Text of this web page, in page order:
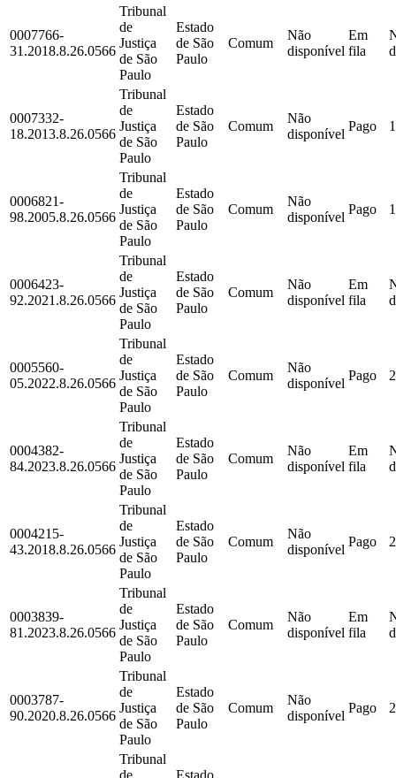
0007766-
31.2018.8.26.0566
Tribunal
de
Justiça
de São
Paulo
Estado
de São
Paulo
Comum
Não
disponível
Em
fila
0007332-
18.2013.8.26.0566
Tribunal
de
Justiça
de São
Paulo
Estado
de São
Paulo
Comum
Não
disponível
Pago
0006821-
98.2005.8.26.0566
Tribunal
de
Justiça
de São
Paulo
Estado
de São
Paulo
Comum
Não
disponível
Pago
0006423-
92.2021.8.26.0566
Tribunal
de
Justiça
de São
Paulo
Estado
de São
Paulo
Comum
Não
disponível
Em
fila
0005560-
05.2022.8.26.0566
Tribunal
de
Justiça
de São
Paulo
Estado
de São
Paulo
Comum
Não
disponível
Pago
0004382-
84.2023.8.26.0566
Tribunal
de
Justiça
de São
Paulo
Estado
de São
Paulo
Comum
Não
disponível
Em
fila
0004215-
43.2018.8.26.0566
Tribunal
de
Justiça
de São
Paulo
Estado
de São
Paulo
Comum
Não
disponível
Pago
0003839-
81.2023.8.26.0566
Tribunal
de
Justiça
de São
Paulo
Estado
de São
Paulo
Comum
Não
disponível
Em
fila
0003787-
90.2020.8.26.0566
Tribunal
de
Justiça
de São
Paulo
Estado
de São
Paulo
Comum
Não
disponível
Pago
Tribunal
de
Estado